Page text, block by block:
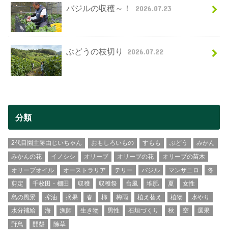
バジルの収穫～！ 2026.07.23
ぶどうの枝切り 2026.07.22
分類
2代目園主勝由じいちゃん おもしろいもの すもも ぶどう
みかん
みかんの花
イノシシ オリーブ オリーブの花
オリーブの苗木
オリーブオイル
オーストラリア テリー バジル マンザニロ
冬
剪定
千枚田・棚田 収穫 収穫祭 台風 堆肥 夏
女性
島の風景
搾油 摘果 春 柿 梅雨 植え替え 植物
水やり
水分補給
海 漁師 生き物 男性 石垣づくり 秋 空
選果
野鳥
開墾 除草